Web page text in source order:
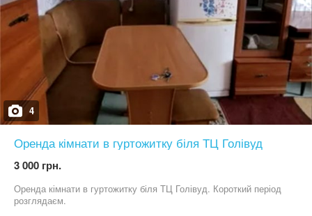
4
Оренда кімнати в гуртожитку біля ТЦ Голівуд
3 000 грн.
Оренда кімнати в гуртожитку біля ТЦ Голівуд. Короткий період
розглядаєм.